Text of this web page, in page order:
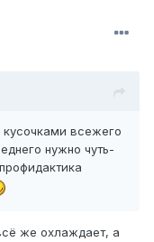
всежего
нужно чуть-
же охлаждает, а